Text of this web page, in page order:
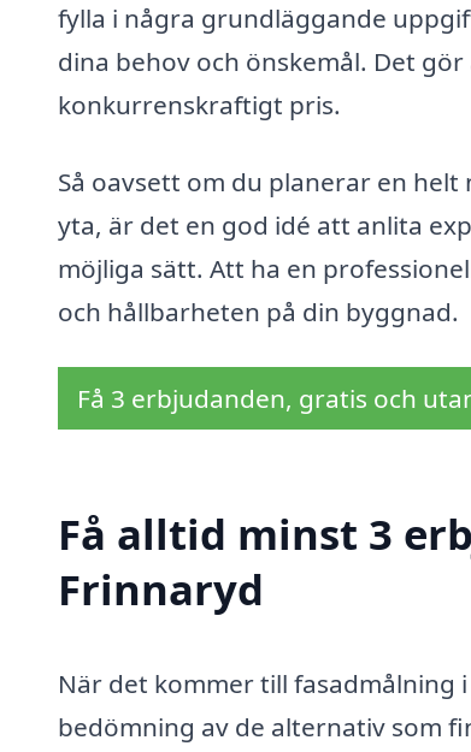
fylla i några grundläggande
dina behov och önskemål. Det
konkurrenskraftigt pris.
Så oavsett om du planerar en
yta, är det en god idé att anlita
möjliga sätt. Att ha en
och hållbarheten på din byggnad.
Få 3 erbjudanden, gratis och
Få alltid minst 3
Frinnaryd
När det kommer till
bedömning av de alternativ som